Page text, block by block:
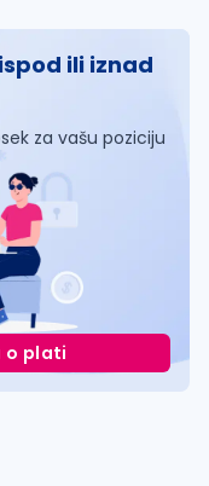
ili iznad
za vašu poziciju
o plati